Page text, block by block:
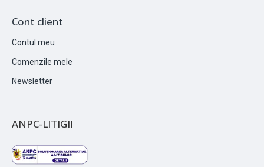
Cont client
Contul meu
Comenzile mele
Newsletter
ANPC-LITIGII